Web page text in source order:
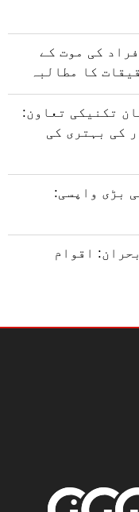
مہاجرت کے خطرات: 19 افراد کی موت کے
کا مطالبہ
تکنیکی تعاون:
کی بہتری کی
بڑی واپسی:
اقوام